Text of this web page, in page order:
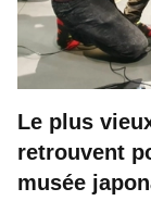
Le plus
retrouvent
musée